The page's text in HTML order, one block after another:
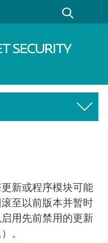
新或程序模块可能
至以前版本并暂时
用先前禁用的更新
。